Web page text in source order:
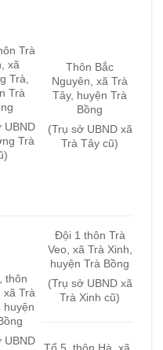
Trà
xã
Trà,
Trà
UBND
Trà
Thôn Bắc
Nguyên, xã Trà
Tây, huyện Trà
Bồng
(Trụ sở UBND xã
Trà Tây cũ)
thôn
xã Trà
huyện
UBND
Đội 1 thôn Trà
Veo, xã Trà Xinh,
huyện Trà Bồng
(Trụ sở UBND xã
Trà Xinh cũ)